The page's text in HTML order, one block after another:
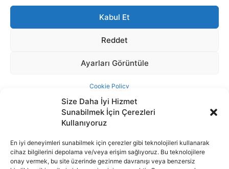
Size Daha İyi Hizmet
Sunabilmek İçin Çerezleri
Kullanıyoruz
En iyi deneyimleri sunabilmek için çerezler gibi teknolojileri kullanarak
cihaz bilgilerini depolama ve/veya erişim sağlıyoruz. Bu teknolojilere
onay vermek, bu site üzerinde gezinme davranışı veya benzersiz
İnternet portalımızda yer alan tüm haber metini, resim ve benzeri
içeriğin hakları Sigortamedya Yayıncılık A.Ş.'ye aittir. Hiçbir şekilde